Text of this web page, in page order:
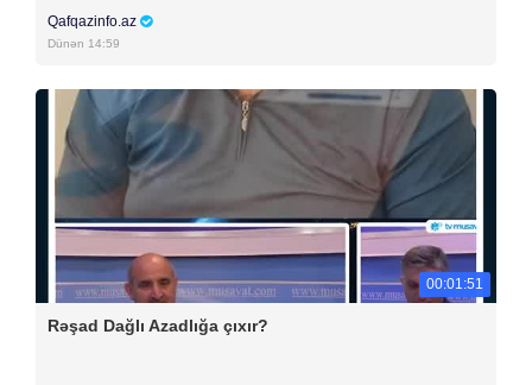
Qafqazinfo.az
Dünən 14:59
00:01:51
Rəşad Dağlı Azadlığa çıxır?